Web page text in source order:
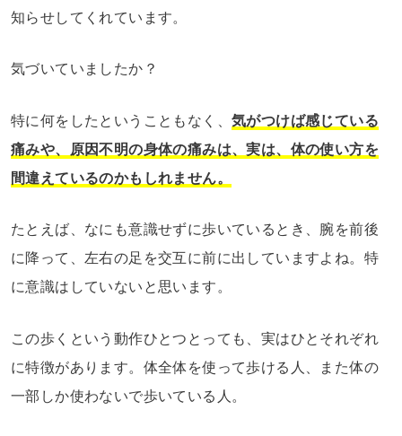
知らせしてくれています。
気づいていましたか？
特に何をしたということもなく、 気がつけば感じている
痛みや、原因不明の身体の痛みは、実は、体の使い方を
間違えているのかもしれません。
たとえば、なにも意識せずに歩いているとき、腕を前後
に降って、左右の足を交互に前に出していますよね。特
に意識はしていないと思います。
この歩くという動作ひとつとっても、実はひとそれぞれ
に特徴があります。体全体を使って歩ける人、また体の
一部しか使わないで歩いている人。